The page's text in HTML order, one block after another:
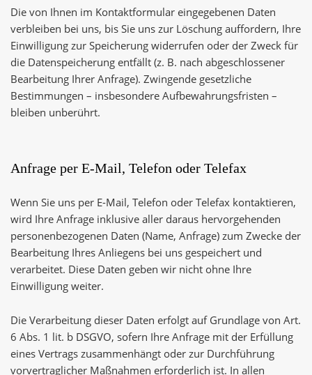
Die von Ihnen im Kontaktformular eingegebenen Daten
verbleiben bei uns, bis Sie uns zur Löschung auffordern, Ihre
Einwilligung zur Speicherung widerrufen oder der Zweck für
die Datenspeicherung entfällt (z. B. nach abgeschlossener
Bearbeitung Ihrer Anfrage). Zwingende gesetzliche
Bestimmungen – insbesondere Aufbewahrungsfristen –
bleiben unberührt.
Anfrage per E-Mail, Telefon oder Telefax
Wenn Sie uns per E-Mail, Telefon oder Telefax kontaktieren,
wird Ihre Anfrage inklusive aller daraus hervorgehenden
personenbezogenen Daten (Name, Anfrage) zum Zwecke der
Bearbeitung Ihres Anliegens bei uns gespeichert und
verarbeitet. Diese Daten geben wir nicht ohne Ihre
Einwilligung weiter.
Die Verarbeitung dieser Daten erfolgt auf Grundlage von Art.
6 Abs. 1 lit. b DSGVO, sofern Ihre Anfrage mit der Erfüllung
eines Vertrags zusammenhängt oder zur Durchführung
vorvertraglicher Maßnahmen erforderlich ist. In allen